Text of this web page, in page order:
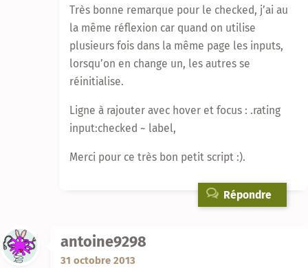
Très bonne remarque pour le checked, j’ai au
la même réflexion car quand on utilise
plusieurs fois dans la même page les inputs,
lorsqu’on en change un, les autres se
réinitialise.
Ligne à rajouter avec hover et focus : .rating
input:checked ~ label,
Merci pour ce très bon petit script :).
Répondre
antoine9298
31 octobre 2013